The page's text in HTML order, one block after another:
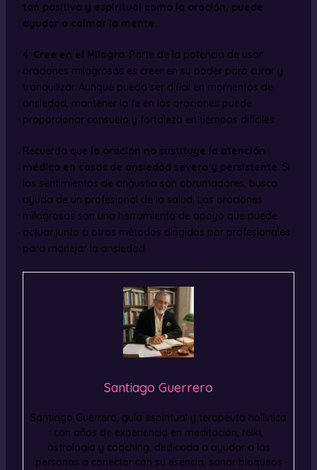
tan positiva y espiritual como la oración, puede
ayudar a calmar la mente.
4. Cree en el Milagro: Parte de la potencia de usar
oraciones milagrosas es creer en su poder para curar y
tranquilizar. Aunque pueda ser difícil en momentos de
ansiedad, mantener la fe en las oraciones puede
proporcionar consuelo y fortaleza en tiempos difíciles.
Recuerda que la oración no sustituye la atención
médica en casos de ansiedad severa y persistente. Si
los sentimientos de angustia son abrumadores, busca
ayuda de un profesional de la salud. Las oraciones
milagrosas son una herramienta de apoyo que puede
actuar junto a otros métodos dirigidos por profesionales
para manejar la ansiedad.
Santiago Guerrero
Santiago Guerrero, guía espiritual y terapeuta holística
con años de experiencia en meditación, reiki,
astrología y coaching, dedicada a ayudar a las
personas a conectar con su esencia, sanar bloqueos